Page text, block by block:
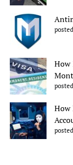
How
How